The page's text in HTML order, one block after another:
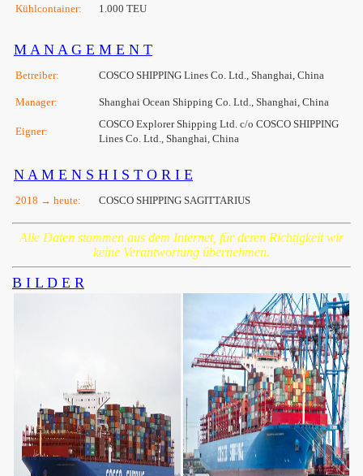
Kühlcontainer: 1.000 TEU
M A N A G E M E N T
Betreiber: COSCO SHIPPING Lines Co. Ltd., Shanghai, China
Manager: Shanghai Ocean Shipping Co. Ltd., Shanghai, China
Eigner:
COSCO Explorer Shipping Ltd. c/o COSCO SHIPPING
Lines Co. Ltd., Shanghai, China
N A M E N S H I S T O R I E
2018 → heute: COSCO SHIPPING SAGITTARIUS
Alle Daten stammen aus dem Internet, für deren Richtigkeit wir
keine Verantwortung übernehmen.
B I L D E R